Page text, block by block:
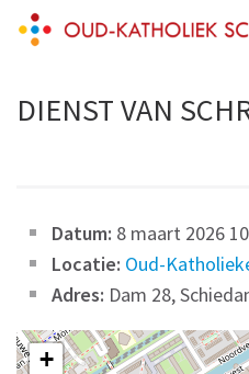
Skip
(Press
Oud-Katholieke
DIENST VAN
Datum: 8 maart 2026
Locatie: Oud-
Adres: Dam 28,
+